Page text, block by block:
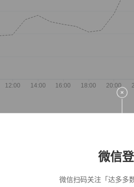
微信
微信扫码关注「达多多
【净浮生】油污